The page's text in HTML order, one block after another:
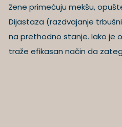
žene primećuju mekšu,
Dijastaza (razdvajanje
na prethodno stanje. Iako je
traže efikasan način da